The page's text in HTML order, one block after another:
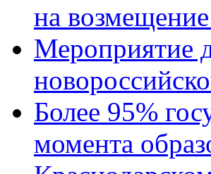
на
Мероприятие
Более 95%
момента